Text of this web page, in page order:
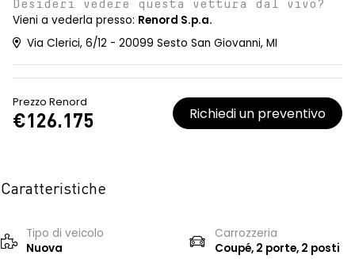
Desideri vedere questa vettura dal vivo?
Vieni a vederla presso: Renord S.p.a.
Via Clerici, 6/12 - 20099 Sesto San Giovanni, MI
Prezzo Renord
€126.175 Richiedi un preventivo
Caratteristiche
Tipo di veicolo
Nuova
Carrozzeria
Coupé, 2 porte, 2 posti